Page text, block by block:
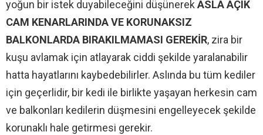
yoğun bir istek duyabileceğini düşünerekASLA AÇIK
CAM KENARLARINDA VE KORUNAKSIZ
BALKONLARDA BIRAKILMAMASI GEREKİR, zira bir
kuşu avlamak için atlayarak ciddi şekilde yaralanabilir
hatta hayatlarını kaybedebilirler. Aslında bu tüm kediler
için geçerlidir, bir kedi ile birlikte yaşayan herkesin cam
ve balkonları kedilerin düşmesini engelleyecek şekilde
korunaklı hale getirmesi gerekir.